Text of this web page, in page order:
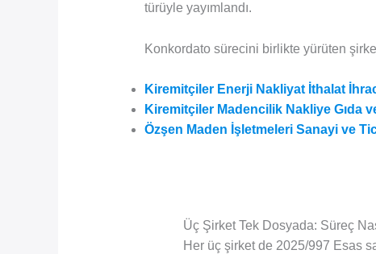
türüyle yayımlandı.
Konkordato sürecini birlikte yürüten
Kiremitçiler Enerji Nakliyat İthalat
Kiremitçiler Madencilik Nakliye Gıda
Özşen Maden İşletmeleri Sanayi ve
Üç Şirket Tek Dosyada: Süreç
Her üç şirket de 2025/997 Esas